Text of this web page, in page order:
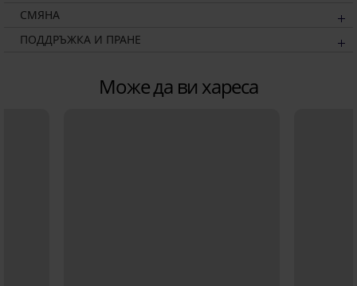
СМЯНА
ПОДДРЪЖКА И ПРАНЕ
Може да ви хареса